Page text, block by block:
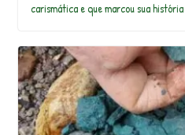
carismática e que marcou sua história